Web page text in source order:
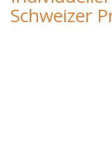
Schweizer